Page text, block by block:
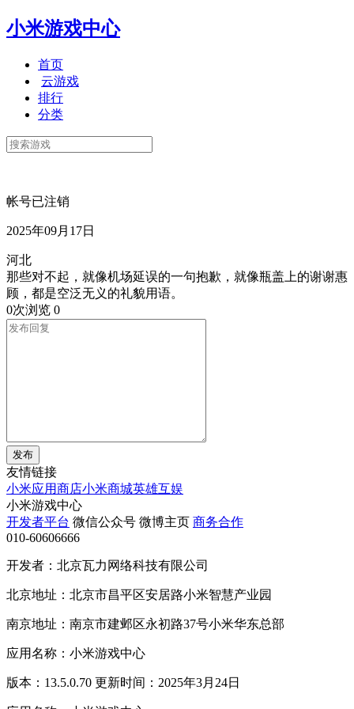
小米游戏中心
首页
云游戏
排行
分类
帐号已注销
2025年09月17日
河北
那些对不起，就像机场延误的一句抱歉，就像瓶盖上的谢谢惠
顾，都是空泛无义的礼貌用语。
0次浏览 0
发布
友情链接
小米应用商店小米商城英雄互娱
小米游戏中心
开发者平台 微信公众号 微博主页 商务合作
010-60606666
开发者：北京瓦力网络科技有限公司
北京地址：北京市昌平区安居路小米智慧产业园
南京地址：南京市建邺区永初路37号小米华东总部
应用名称：小米游戏中心
版本：13.5.0.70 更新时间：2025年3月24日